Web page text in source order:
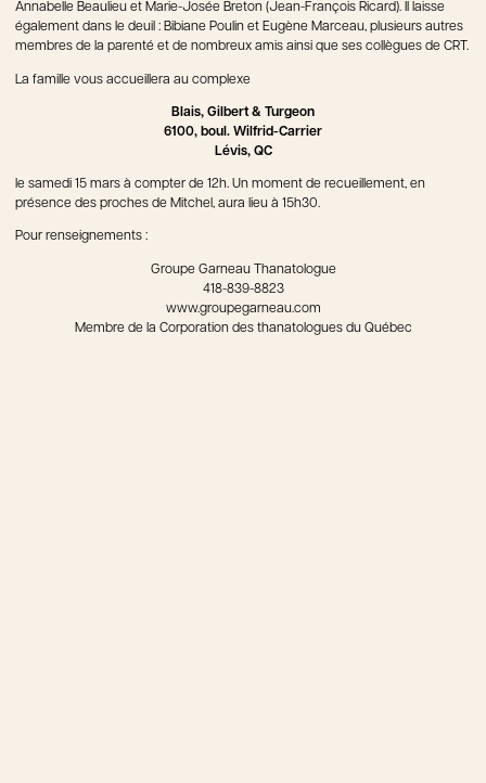
Annabelle Beaulieu et Marie-Josée Breton (Jean-François Ricard). Il laisse
également dans le deuil : Bibiane Poulin et Eugène Marceau, plusieurs autres
membres de la parenté et de nombreux amis ainsi que ses collègues de CRT.
La famille vous accueillera au complexe
Blais, Gilbert & Turgeon
6100, boul. Wilfrid-Carrier
Lévis, QC
le samedi 15 mars à compter de 12h. Un moment de recueillement, en
présence des proches de Mitchel, aura lieu à 15h30.
Pour renseignements :
Groupe Garneau Thanatologue
418-839-8823
www.groupegarneau.com
Membre de la Corporation des thanatologues du Québec